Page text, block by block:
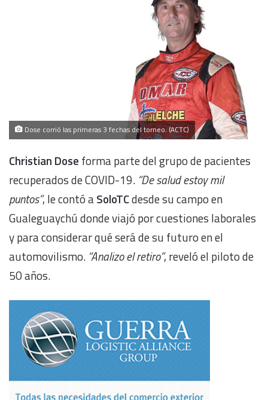
Dose corrió las primeras 3 fechas del torneo. (ACTC)
Christian Dose forma parte del grupo de pacientes
recuperados de COVID-19. “De salud estoy mil
puntos”, le contó aSoloTCdesde su campo en
Gualeguaychú donde viajó por cuestiones laborales
y para considerar qué será de su futuro en el
automovilismo. “Analizo el retiro”, reveló el piloto de
50 años.